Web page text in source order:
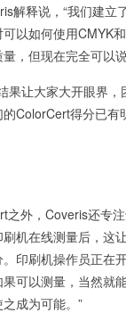
解释说，“我们建
以如何使用CMYK
，但现在完全可以
果让大家大开眼界
ColorCert得分已
外，Coveris还专
机在线测量后，这
印刷机操作员正在
可以测量，当然就
成为可能。”